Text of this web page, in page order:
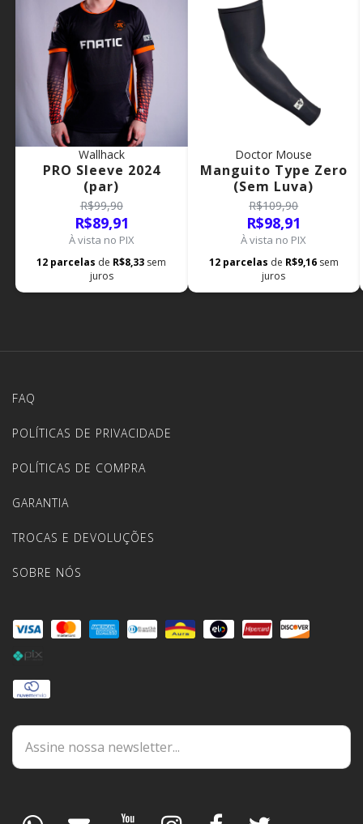
Wallhack
PRO Sleeve 2024
(par)
R$99,90
R$89,91
À vista no PIX
12 parcelas de R$8,33 sem
juros
Doctor Mouse
Manguito Type Zero
(Sem Luva)
R$109,90
R$98,91
À vista no PIX
12 parcelas de R$9,16 sem
juros
FAQ
POLÍTICAS DE PRIVACIDADE
POLÍTICAS DE COMPRA
GARANTIA
TROCAS E DEVOLUÇÕES
SOBRE NÓS
DÚVIDAS